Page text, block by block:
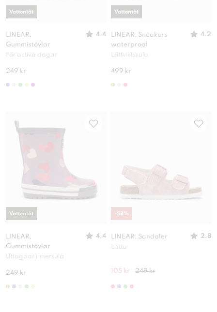
LINEAR,
Gummistövlar
4.4
För aktiva dagar
249 kr
Vattentät
LINEAR, Sneakers
waterproof
4.2
Lättviktssula
499 kr
Vattentät
LINEAR,
Gummistövlar
4.4
Uttagbar innersula
249 kr
Vattentät
LINEAR, Sandaler
2.8
Lätta
105 kr 249 kr
-58 %